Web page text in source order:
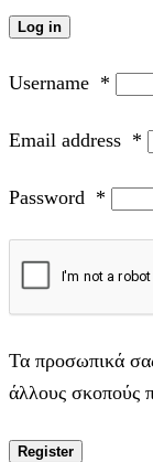
Log in
Username *
Email address *
Password *
Τα προσωπικά
άλλους σκοπούς
Register